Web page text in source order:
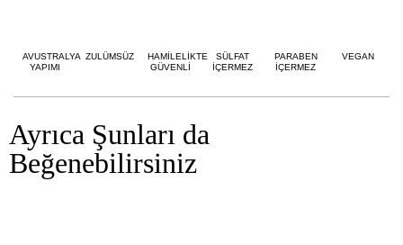
AVUSTRALYA
YAPIMI
ZULÜMSÜZ
HAMİLELİKTE
GÜVENLİ
SÜLFAT
İÇERMEZ
PARABEN
İÇERMEZ
VEGAN
Ayrıca Şunları da
Beğenebilirsiniz